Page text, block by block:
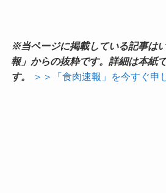
※当ページに掲載している記事は
報」からの抜粋です。詳細は本紙
す。
＞＞「食肉速報」を今すぐ申